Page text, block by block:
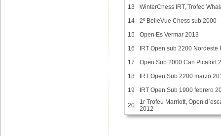
13
WinterChess IRT, Trofeo
14
2º BelleVue Chess sub 2000
15
Open Es Vermar 2013
16
IRT Open sub 2200 Nordeste
17
Open Sub 2000 Can Picafort
18
IRT Open Sub 2200 marzo
19
IRT Open Sub 1900 febrero
20
1r Trofeu Marriott, Open
2012